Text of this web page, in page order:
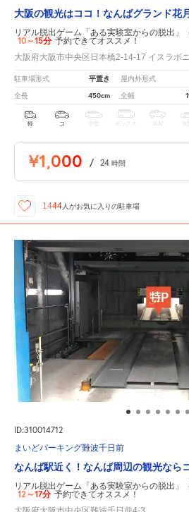
大阪の観光はココ！なんばグランド花
リアル脱出ゲーム「ある実験室からの脱出」
10～15分 予約できてオススメ！
大阪府大阪市中央区日本橋2-14-17 イスラボ
駐車場形式 平置き 屋内外形式
全長 450cm 全幅
軽 コ 中型 ボックス SUV 大
¥1,000 / 24 時間
1444人がお気に入りの駐車場
ID:310014712
まいどパーキング難波千日前
なんば駅近く！なんば周辺の観光なら
リアル脱出ゲーム「ある実験室からの脱出」
12～17分 予約できてオススメ！